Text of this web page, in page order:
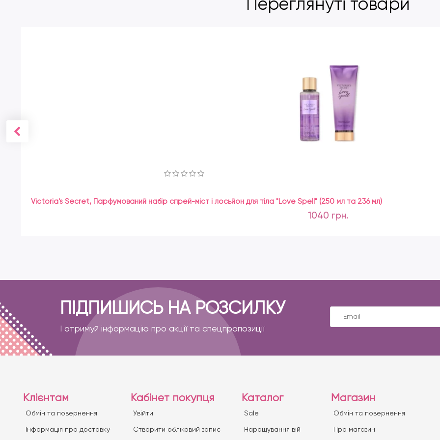
Victoria's Secret, Парфумований набір спрей-міст і лосьйон для тіла "Love Spell" (250 мл та 236 мл)
1040 грн.
ПІДПИШИСЬ НА РОЗСИЛКУ
І отримуй інформацію про акції та спецпропозиції
Клієнтам
Обмін та повернення
Iнформація про доставку
Кабінет покупця
Увійти
Створити обліковий запис
Каталог
Sale
Нарощування вій
Магазин
Обмін та повернення
Про магазин